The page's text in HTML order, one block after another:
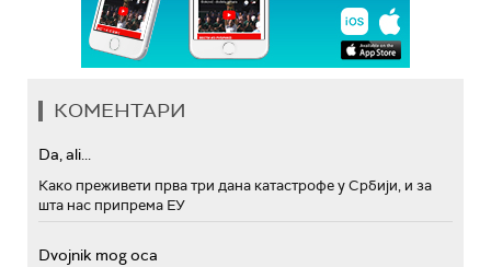
КОМЕНТАРИ
Da, ali...
Како преживети прва три дана катастрофе у Србији, и за
шта нас припрема ЕУ
Dvojnik mog oca